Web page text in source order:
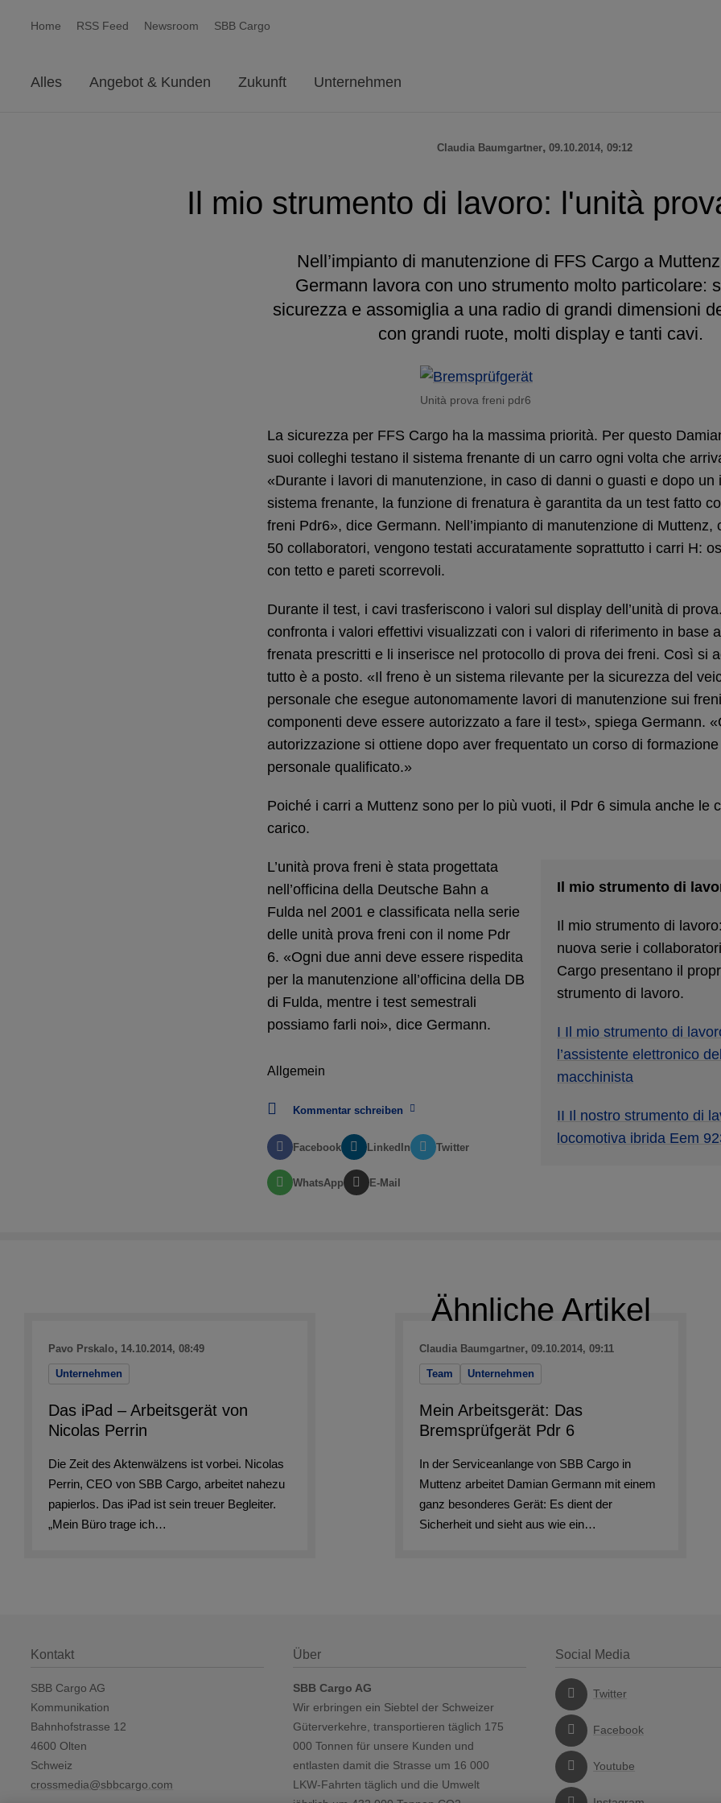
Home RSS Feed Newsroom SBB Cargo
Alles Angebot & Kunden Zukunft Unternehmen
Claudia Baumgartner, 09.10.2014, 09:12
Il mio strumento di lavoro: l'unità
Nell’impianto di manutenzione di FFS Cargo a
Germann lavora con uno strumento molto particolare:
sicurezza e assomiglia a una radio di grandi dimensioni
con grandi ruote, molti display e tanti cavi.
Unità prova freni pdr6
La sicurezza per FFS Cargo ha la massima priorità. Per questo
suoi colleghi testano il sistema frenante di un carro ogni volta che
«Durante i lavori di manutenzione, in caso di danni o guasti e dopo un
sistema frenante, la funzione di frenatura è garantita da un test fatto
freni Pdr6», dice Germann. Nell’impianto di manutenzione di Muttenz,
50 collaboratori, vengono testati accuratamente soprattutto i carri H:
con tetto e pareti scorrevoli.
Durante il test, i cavi trasferiscono i valori sul display dell’unità di
confronta i valori effettivi visualizzati con i valori di riferimento in base
frenata prescritti e li inserisce nel protocollo di prova dei freni. Così si
tutto è a posto. «Il freno è un sistema rilevante per la sicurezza del
personale che esegue autonomamente lavori di manutenzione sui
componenti deve essere autorizzato a fare il test», spiega Germann.
autorizzazione si ottiene dopo aver frequentato un corso di
personale qualificato.»
Poiché i carri a Muttenz sono per lo più vuoti, il Pdr 6 simula anche le
carico.
Il mio strumento di
Il mio strumento di
nuova serie i
Cargo presentano il
strumento di lavoro.
I Il mio strumento di
l’assistente elettronico del
macchinista
II Il nostro strumento di
locomotiva ibrida Eem
L’unità prova freni è stata progettata
nell’officina della Deutsche Bahn a
Fulda nel 2001 e classificata nella serie
delle unità prova freni con il nome Pdr
6. «Ogni due anni deve essere rispedita
per la manutenzione all’officina della DB
di Fulda, mentre i test semestrali
possiamo farli noi», dice Germann.
Allgemein
Kommentar schreiben
Facebook LinkedIn Twitter
WhatsApp E-Mail
Ähnliche Artikel
Pavo Prskalo, 14.10.2014, 08:49
Unternehmen
Das iPad – Arbeitsgerät von
Nicolas Perrin
Die Zeit des Aktenwälzens ist vorbei. Nicolas
Perrin, CEO von SBB Cargo, arbeitet nahezu
papierlos. Das iPad ist sein treuer Begleiter.
„Mein Büro trage ich…
Claudia Baumgartner, 09.10.2014, 09:11
Team Unternehmen
Mein Arbeitsgerät: Das
Bremsprüfgerät Pdr 6
In der Serviceanlange von SBB Cargo in
Muttenz arbeitet Damian Germann mit einem
ganz besonderes Gerät: Es dient der
Sicherheit und sieht aus wie ein…
Kontakt
SBB Cargo AG
Kommunikation
Bahnhofstrasse 12
4600 Olten
Schweiz
crossmedia@sbbcargo.com
Über
SBB Cargo AG
Wir erbringen ein Siebtel der Schweizer
Güterverkehre, transportieren täglich 175
000 Tonnen für unsere Kunden und
entlasten damit die Strasse um 16 000
LKW-Fahrten täglich und die Umwelt
Social Media
Twitter
Facebook
Youtube